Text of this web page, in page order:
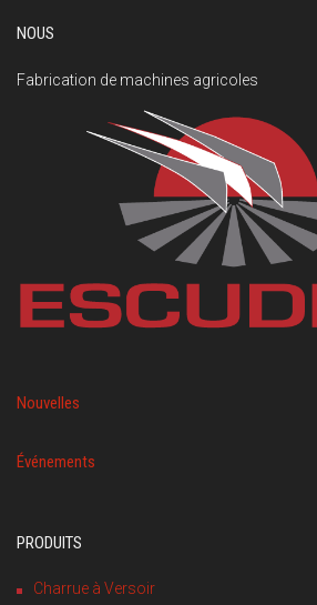
NOUS
Fabrication de machines agricoles
Nouvelles
Événements
PRODUITS
Charrue à Versoir